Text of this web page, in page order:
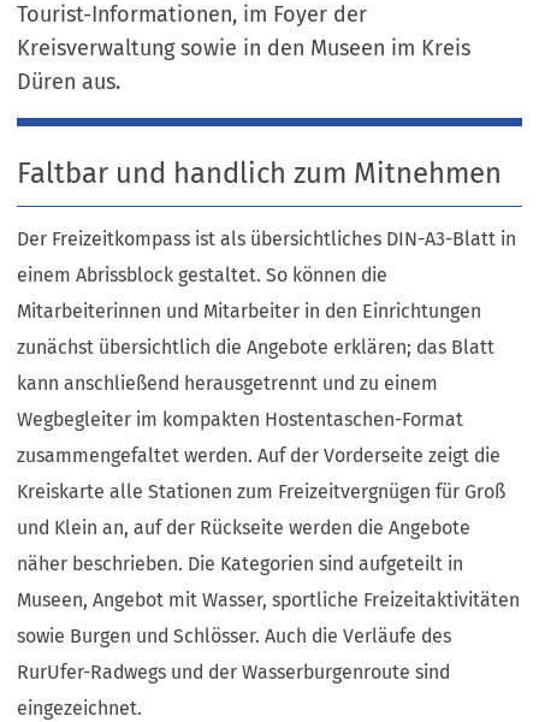
Tourist-Informationen, im Foyer der
Kreisverwaltung sowie in den Museen im Kreis
Düren aus.
Faltbar und handlich zum Mitnehmen
Der Freizeitkompass ist als übersichtliches DIN-A3-Blatt in
einem Abrissblock gestaltet. So können die
Mitarbeiterinnen und Mitarbeiter in den Einrichtungen
zunächst übersichtlich die Angebote erklären; das Blatt
kann anschließend herausgetrennt und zu einem
Wegbegleiter im kompakten Hostentaschen-Format
zusammengefaltet werden. Auf der Vorderseite zeigt die
Kreiskarte alle Stationen zum Freizeitvergnügen für Groß
und Klein an, auf der Rückseite werden die Angebote
näher beschrieben. Die Kategorien sind aufgeteilt in
Museen, Angebot mit Wasser, sportliche Freizeitaktivitäten
sowie Burgen und Schlösser. Auch die Verläufe des
RurUfer-Radwegs und der Wasserburgenroute sind
eingezeichnet.